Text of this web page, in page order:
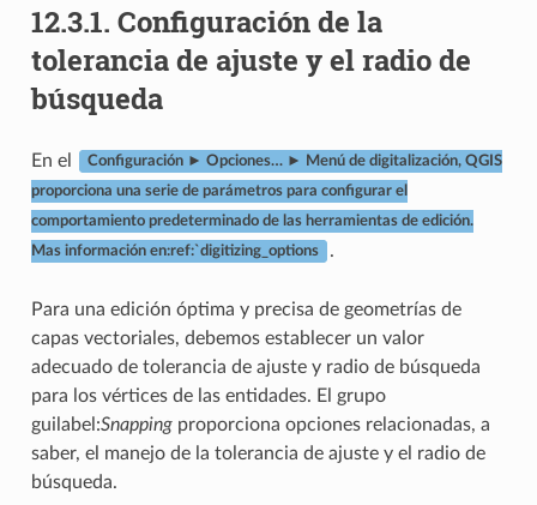
12.3.1. Configuración de la
tolerancia de ajuste y el radio de
búsqueda
En el Configuración ► Opciones… ► Menú de digitalización, QGIS
proporciona una serie de parámetros para configurar el
comportamiento predeterminado de las herramientas de edición.
Mas información en:ref:`digitizing_options .
Para una edición óptima y precisa de geometrías de
capas vectoriales, debemos establecer un valor
adecuado de tolerancia de ajuste y radio de búsqueda
para los vértices de las entidades. El grupo
guilabel:Snappingproporciona opciones relacionadas, a
saber, el manejo de la tolerancia de ajuste y el radio de
búsqueda.